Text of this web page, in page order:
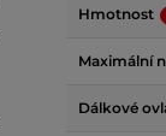
Hmotnost
Maximální
Dálkové